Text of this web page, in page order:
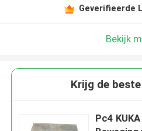
Geverifieerde
Bekijk
Krijg de
Pc4